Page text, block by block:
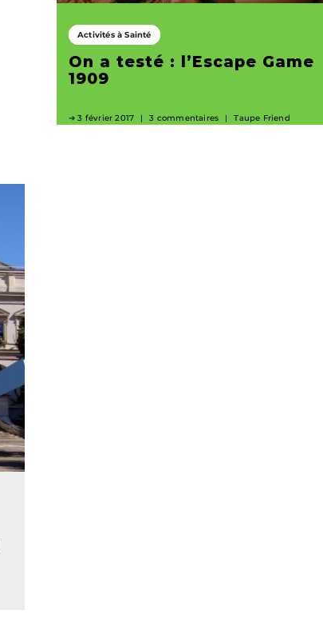
Activités à Sainté
On a testé : l’Escape Game
1909
3 février 2017 3 commentaires Taupe Friend